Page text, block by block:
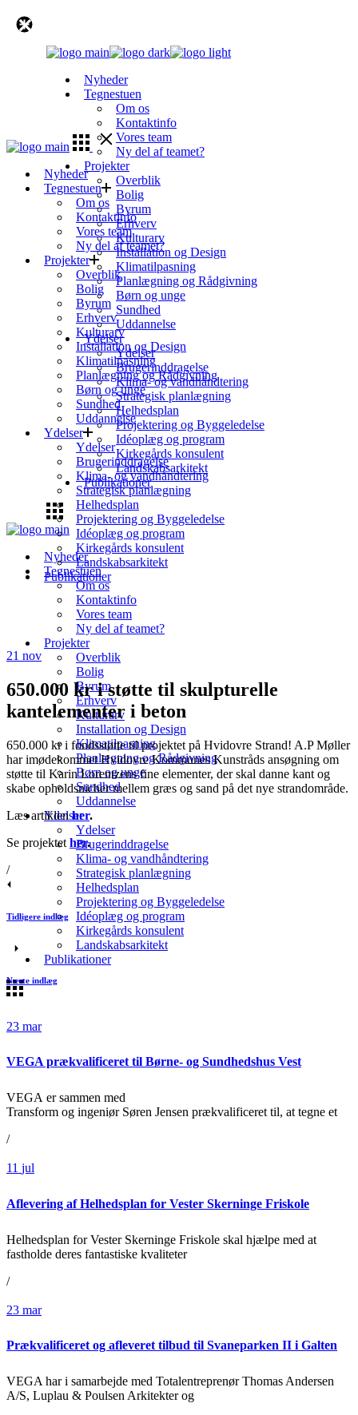
Nyheder
Tegnestuen
Om os
Kontaktinfo
Vores team
Ny del af teamet?
Projekter
Overblik
Bolig
Byrum
Erhverv
Kulturarv
Installation og Design
Klimatilpasning
Planlægning og Rådgivning
Børn og unge
Sundhed
Uddannelse
Ydelser
Ydelser
Brugerinddragelse
Klima- og vandhåndtering
Strategisk planlægning
Helhedsplan
Projektering og Byggeledelse
Idéoplæg og program
Kirkegårds konsulent
Landskabsarkitekt
Publikationer
Nyheder
Tegnestuen
Om os
Kontaktinfo
Vores team
Ny del af teamet?
Projekter
Overblik
Bolig
Byrum
Erhverv
Kulturarv
Installation og Design
Klimatilpasning
Planlægning og Rådgivning
Børn og unge
Sundhed
Uddannelse
Ydelser
Ydelser
Brugerinddragelse
Klima- og vandhåndtering
Strategisk planlægning
Helhedsplan
Projektering og Byggeledelse
Idéoplæg og program
Kirkegårds konsulent
Landskabsarkitekt
Publikationer
Nyheder
Tegnestuen
Om os
Kontaktinfo
Vores team
Ny del af teamet?
Projekter
Overblik
Bolig
Byrum
Erhverv
Kulturarv
Installation og Design
Klimatilpasning
Planlægning og Rådgivning
Børn og unge
Sundhed
Uddannelse
Ydelser
Ydelser
Brugerinddragelse
Klima- og vandhåndtering
Strategisk planlægning
Helhedsplan
Projektering og Byggeledelse
Idéoplæg og program
Kirkegårds konsulent
Landskabsarkitekt
Publikationer
21 nov
650.000 kr i støtte til skulpturelle
kantelementer i beton
650.000 kr i fondsstøtte til projektet på Hvidovre Strand! A.P Møller
har imødekommet Hvidovre Kommunes Kunstråds ansøgning om
støtte til Karin Lorentzens fine elementer, der skal danne kant og
skabe opholdsnicher mellem græs og sand på det nye strandområde.
Læs artiklenher.
Se projektet her.
/
Tidligere indlæg
Næste indlæg
23 mar
VEGA prækvalificeret til Børne- og Sundhedshus Vest
VEGA er sammen med
Transform og ingeniør Søren Jensen prækvalificeret til, at tegne et
/
11 jul
Aflevering af Helhedsplan for Vester Skerninge Friskole
Helhedsplan for Vester Skerninge Friskole skal hjælpe med at
fastholde deres fantastiske kvaliteter
/
23 mar
Prækvalificeret og afleveret tilbud til Svaneparken II i Galten
VEGA har i samarbejde med Totalentreprenør Thomas Andersen
A/S, Luplau & Poulsen Arkitekter og